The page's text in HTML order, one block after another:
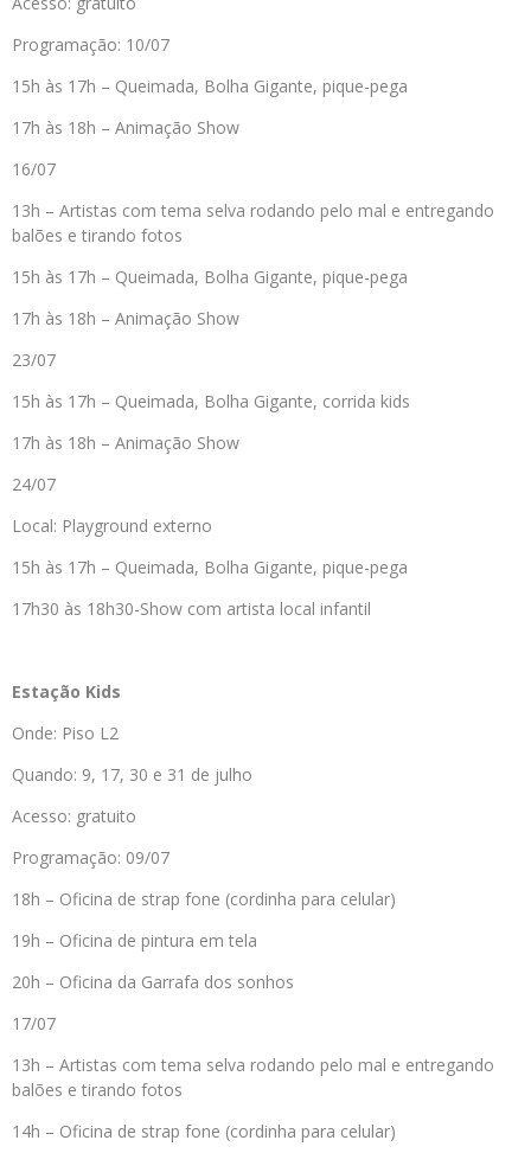
Programação: 10/07
15h às 17h – Queimada, Bolha Gigante, pique-pega
17h às 18h – Animação Show
16/07
13h – Artistas com tema selva rodando pelo mal e entregando
balões e tirando fotos
15h às 17h – Queimada, Bolha Gigante, pique-pega
17h às 18h – Animação Show
23/07
15h às 17h – Queimada, Bolha Gigante, corrida kids
17h às 18h – Animação Show
24/07
Local: Playground externo
15h às 17h – Queimada, Bolha Gigante, pique-pega
17h30 às 18h30-Show com artista local infantil
Estação Kids
Onde: Piso L2
Quando: 9, 17, 30 e 31 de julho
Acesso: gratuito
Programação: 09/07
18h – Oficina de strap fone (cordinha para celular)
19h – Oficina de pintura em tela
20h – Oficina da Garrafa dos sonhos
17/07
13h – Artistas com tema selva rodando pelo mal e entregando
balões e tirando fotos
14h – Oficina de strap fone (cordinha para celular)